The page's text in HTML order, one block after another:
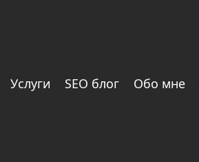
Услуги SEO блог Обо мне